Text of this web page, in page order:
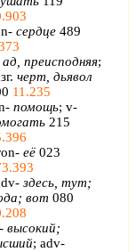
n- сердце 489
ад, преисподняя;
черт, дьявол
11.235
- помощь; v-
215
- её 023
- здесь, тут;
вот 080
- высокий;
; adv-